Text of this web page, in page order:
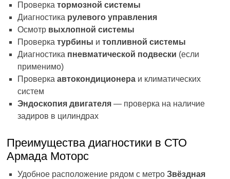
Проверкатормозной системы
Диагностика рулевого управления
Осмотр выхлопной системы
Проверкатурбины итопливной системы
Диагностика пневматической подвески (если
применимо)
Проверкаавтокондиционера и климатических
систем
Эндоскопия двигателя — проверка на наличие
задиров в цилиндрах
Преимущества диагностики в СТО
Армада Моторс
Удобное расположение рядом с метроЗвёздная